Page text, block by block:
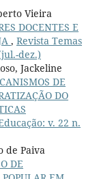
Vieira
DOCENTES E
, Revista Temas
dez.)
Jackeline
DE
DO
v. 22 n.
de Paiva
DE